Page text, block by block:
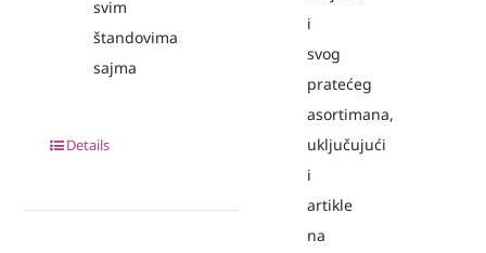
svim
štandovima
sajma
Details
i
svog
pratećeg
asortimana,
uključujući
i
artikle
na